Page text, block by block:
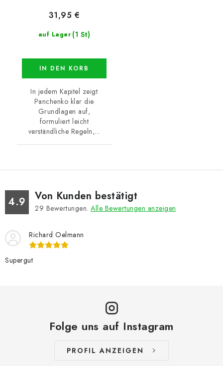
auf Lager (1 St)
31,95 €
IN DEN KORB
In jedem Kapitel zeigt
Panchenko klar die
Grundlagen auf,
formuliert leicht
verständliche Regeln,...
4.9 Von Kunden bestätigt
29 Bewertungen. Alle Bewertungen anzeigen
Richard Oelmann
Supergut
Folge uns auf Instagram
PROFIL ANZEIGEN